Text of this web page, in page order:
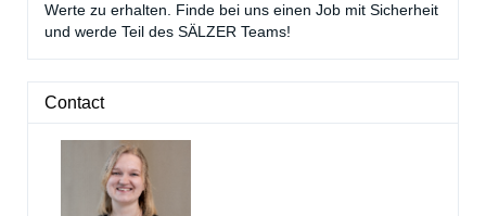
Werte zu erhalten. Finde bei uns einen Job mit Sicherheit
und werde Teil des SÄLZER Teams!
Contact